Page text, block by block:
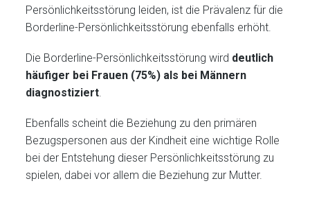
Persönlichkeitsstörung leiden, ist die Prävalenz für die
Borderline-Persönlichkeitsstörung ebenfalls erhöht.
Die Borderline-Persönlichkeitsstörung wird deutlich
häufiger bei Frauen (75%) als bei Männern
diagnostiziert.
Ebenfalls scheint die Beziehung zu den primären
Bezugspersonen aus der Kindheit eine wichtige Rolle
bei der Entstehung dieser Persönlichkeitsstörung zu
spielen, dabei vor allem die Beziehung zur Mutter.